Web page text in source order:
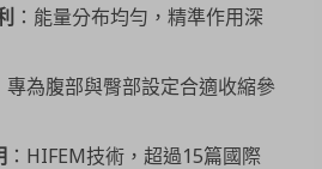
：能量分布均勻，精準作用深
專為腹部與臀部設定合適收縮參
：HIFEM技術，超過15篇國際